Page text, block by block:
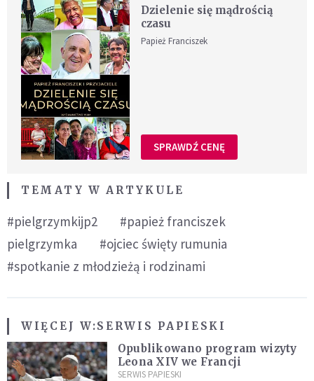
Dzielenie się mądrością
czasu
Papież Franciszek
SPRAWDŹ CENĘ
TEMATY W ARTYKULE
#pielgrzymkijp2
#papież franciszek
pielgrzymka
#ojciec święty rumunia
#spotkanie z młodzieżą i rodzinami
WIĘCEJ W:SERWIS PAPIESKI
Opublikowano program wizyty
Leona XIV we Francji
SERWIS PAPIESKI